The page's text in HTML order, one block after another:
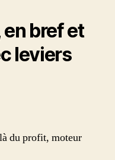
en bref et
leviers
du profit, moteur